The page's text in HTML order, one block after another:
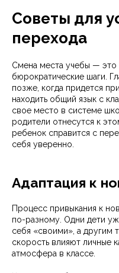
Советы для
перехода
Смена места учебы — это
бюрократические шаги.
позже, когда придется
находить общий язык с
свое место в системе
родители отнесутся к
ребенок справится с
себя уверенно.
Адаптация к
Процесс привыкания к
по-разному. Одни дети
себя «своими», а другим
скорость влияют личные
атмосфера в классе.